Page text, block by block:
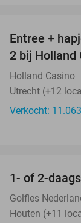
Entree +
2 bij Holland
Holland Casino
Utrecht (+12
Verkocht: 11.063
1- of 2-
Golfles
Houten (+11